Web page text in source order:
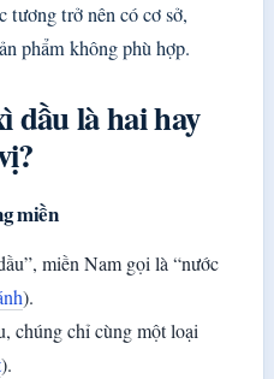
tương trở nên có cơ sở,
phẩm không phù hợp.
dầu là hai hay
miền
miền Nam gọi là “nước
).
chúng chỉ cùng một loại
).